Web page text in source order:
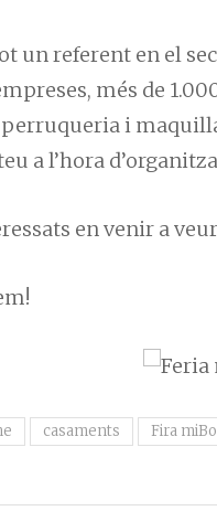
un referent en el
més de
i
a l’hora
en venir a
casaments Fira